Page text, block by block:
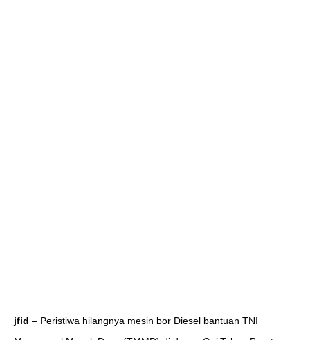
jfid – Peristiwa hilangnya mesin bor Diesel bantuan TNI